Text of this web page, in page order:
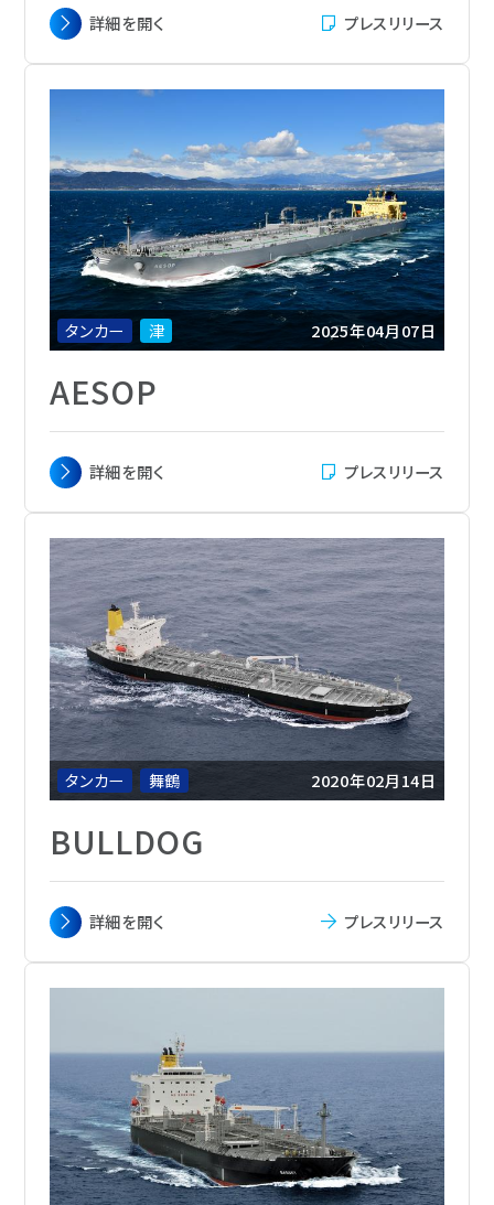
主要寸法
全長 274.30m x 幅 48.00 m x 深さ 23.15
Mitsui MAN-B&W 7S60ME-C10.6-
EGRBP
航海速力
14.5 ノット
定員
28 名
船級
DNV
船籍
Bahamas
詳細を開く プレスリリース
タンカー 津 2025年04月07日
AESOP
主要寸法
全長 274.30m x 幅 48.00 m x 深さ 23.15
総トン数
83,175
主機関
Mitsui MAN-B&W 7S60ME-C10.6-
EGRBP
航海速力
14.5ノット
定員
28名
船級
DNV
船籍
Bahamas
詳細を開く プレスリリース
タンカー 舞鶴 2020年02月14日
BULLDOG
主要寸法
全長 182.50m x 幅32.20 m x 深さ 19.05
MAN B&W 6S50ME-B9.5 ディーゼル機
関1基
航海速力
15.3ノット
定員
25名
船級
NK
船籍
シンガポール
詳細を開く プレスリリース